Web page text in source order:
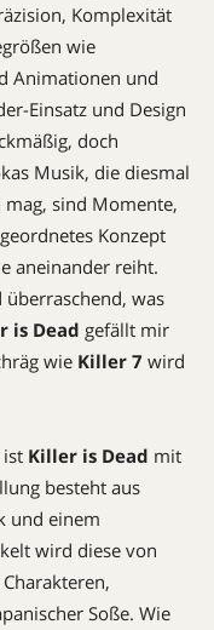
Komplexität
wie
Animationen und
Einsatz und Design
doch
Musik, die diesmal
mag, sind Momente,
Konzept
aneinander reiht.
was
is Dead gefällt mir
wie Killer 7 wird
ist Killer is Dead mit
besteht aus
und einem
wird diese von
Soße. Wie